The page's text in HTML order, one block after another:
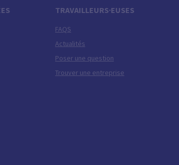
TRAVAILLEURS·EUSES
FAQS
Actualités
Poser une question
Trouver une entreprise